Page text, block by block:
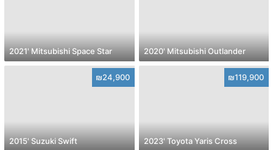
2021' Mitsubishi Space Star 2020' Mitsubishi Outlander
₪24,900
2015' Suzuki Swift
₪119,900
2023' Toyota Yaris Cross